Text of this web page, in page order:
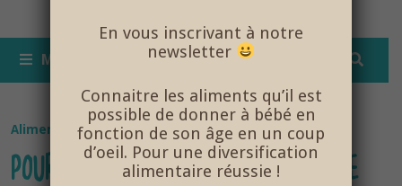
MENU
Alimentation/NutriSanté
POURQUOI EST-IL DÉCONSEILLÉ DE
En vous inscrivant à notre
newsletter
Connaitre les aliments qu’il est
possible de donner à bébé en
fonction de son âge en un coup
d’oeil. Pour une diversification
alimentaire réussie !